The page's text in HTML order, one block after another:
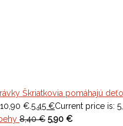
Škriatkovia pomáhajú
€.5,45 €Current price is:
8,40 € 5,90 €